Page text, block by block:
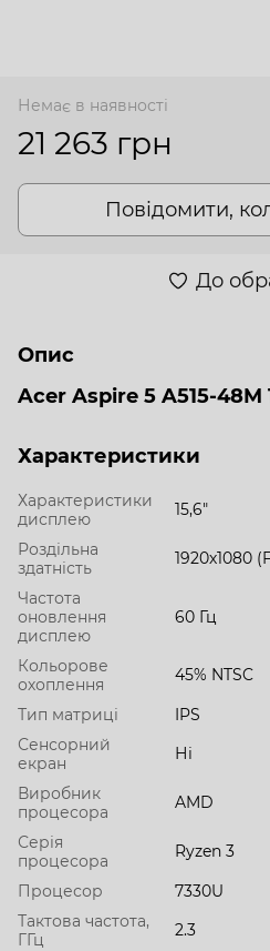
Немає в наявності
21 263 грн
Повідомити,
До
Опис
Acer Aspire 5 A515-48M
Характеристики
Характеристики
дисплею
15,6"
Роздільна
здатність
1920х1080
Частота
оновлення
дисплею
60 Гц
Кольорове
охоплення
45% NTSC
Тип матриці
IPS
Сенсорний
екран
Ні
Виробник
процесора
AMD
Серія
процесора
Ryzen 3
Процесор
7330U
Тактова частота,
ГГц
2.3